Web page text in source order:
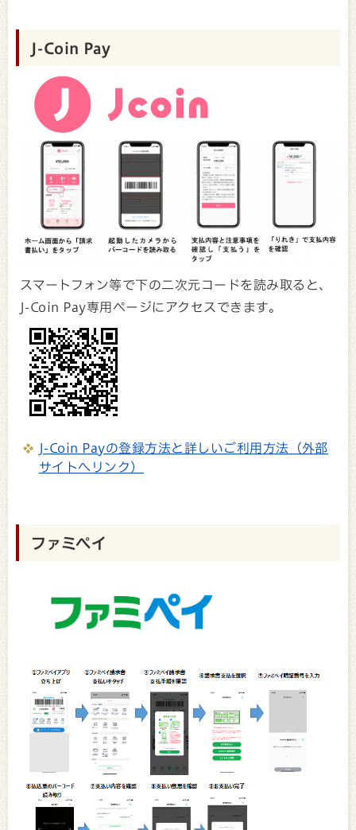
J-Coin Pay
スマートフォン等で下の二次元コードを読み取ると、
J-Coin Pay専用ページにアクセスできます。
J-Coin Payの登録方法と詳しいご利用方法（外部
サイトへリンク）
ファミペイ